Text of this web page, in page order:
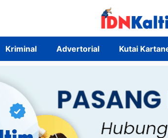
Kriminal Advertorial Kutai